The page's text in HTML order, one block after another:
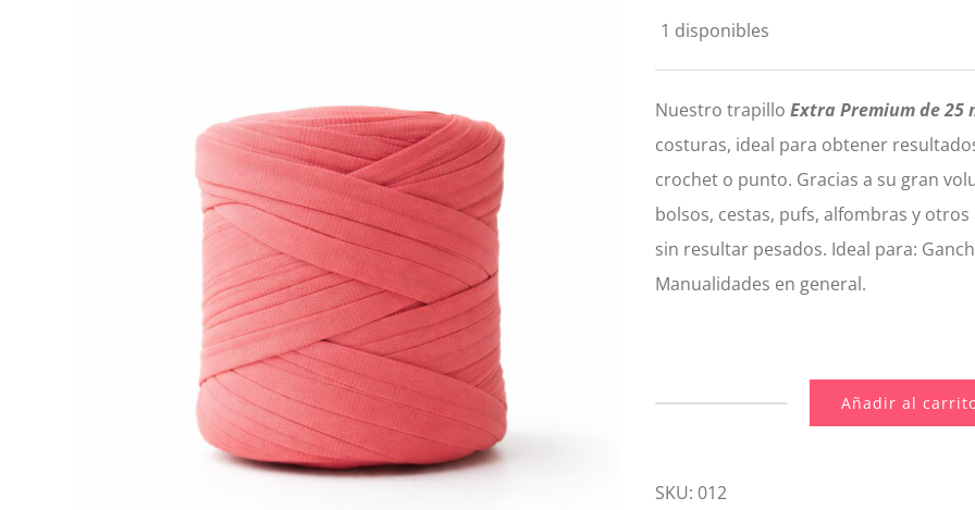
originalactual
1 disponibles
Nuestro trapillo Extra Premium de 25
costuras, ideal para obtener
crochet o punto. Gracias a su gran
bolsos, cestas, pufs, alfombras y
sin resultar pesados. Ideal para:
Manualidades en general.
Extra
Añadir al
SKU: 012